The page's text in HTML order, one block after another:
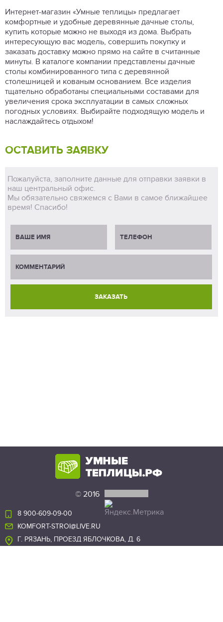
Интернет-магазин «Умные теплицы» предлагает
комфортные и удобные деревянные дачные столы,
купить которые можно не выходя из дома. Выбрать
интересующую вас модель, совершить покупку и
заказать доставку можно прямо на сайте в считанные
минуты. В каталоге компании представлены дачные
столы комбинированного типа с деревянной
столешницей и кованым основанием. Все изделия
тщательно обработаны специальными составами для
увеличения срока эксплуатации в самых сложных
погодных условиях. Выбирайте подходящую модель и
наслаждайтесь отдыхом!
ОСТАВИТЬ ЗАЯВКУ
Пожалуйста, заполните данные для отправки заявки в
наш центральный офис.
Мы обязательно свяжемся с Вами в самое ближайшее
время! Спасибо!
©2016
8 900-609-09-00
KOMFORT-STROI@LIVE.RU
Г. РЯЗАНЬ, ПРОЕЗД ЯБЛОЧКОВА, Д. 6